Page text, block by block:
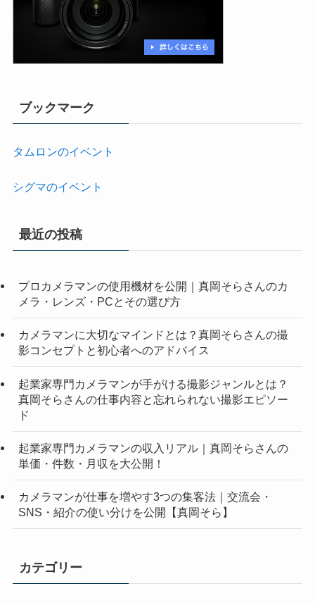
ブックマーク
タムロンのイベント
シグマのイベント
最近の投稿
プロカメラマンの使用機材を公開｜真岡そらさんのカ
メラ・レンズ・PCとその選び方
カメラマンに大切なマインドとは？真岡そらさんの撮
影コンセプトと初心者へのアドバイス
起業家専門カメラマンが手がける撮影ジャンルとは？
真岡そらさんの仕事内容と忘れられない撮影エピソー
ド
起業家専門カメラマンの収入リアル｜真岡そらさんの
単価・件数・月収を大公開！
カメラマンが仕事を増やす3つの集客法｜交流会・
SNS・紹介の使い分けを公開【真岡そら】
カテゴリー